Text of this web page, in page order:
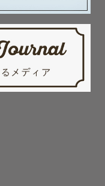
元気いっぱいで着崩
からも「子どもが
った」とご感想を
の場でもあるため、